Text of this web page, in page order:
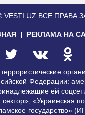
VESTI.UZ ВСЕ ПРАВА
РЕКЛАМА НА
Федерации:
ей
«Украинская
государство»